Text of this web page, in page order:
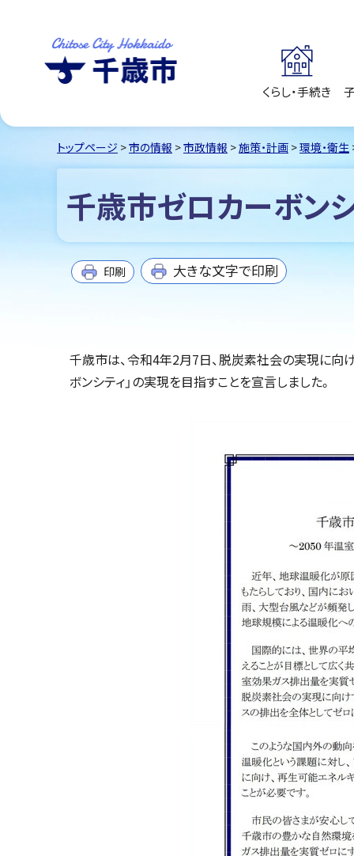
くらし・手続き
トップページ >市の情報 >市政情報 >施策・計画 >環境・衛生
千歳市ゼロカーボン
印刷 大きな文字で印刷
千歳市は、令和4年2月7日、脱炭素社会の実現に向
ボンシティ」の実現を目指すことを宣言しました。